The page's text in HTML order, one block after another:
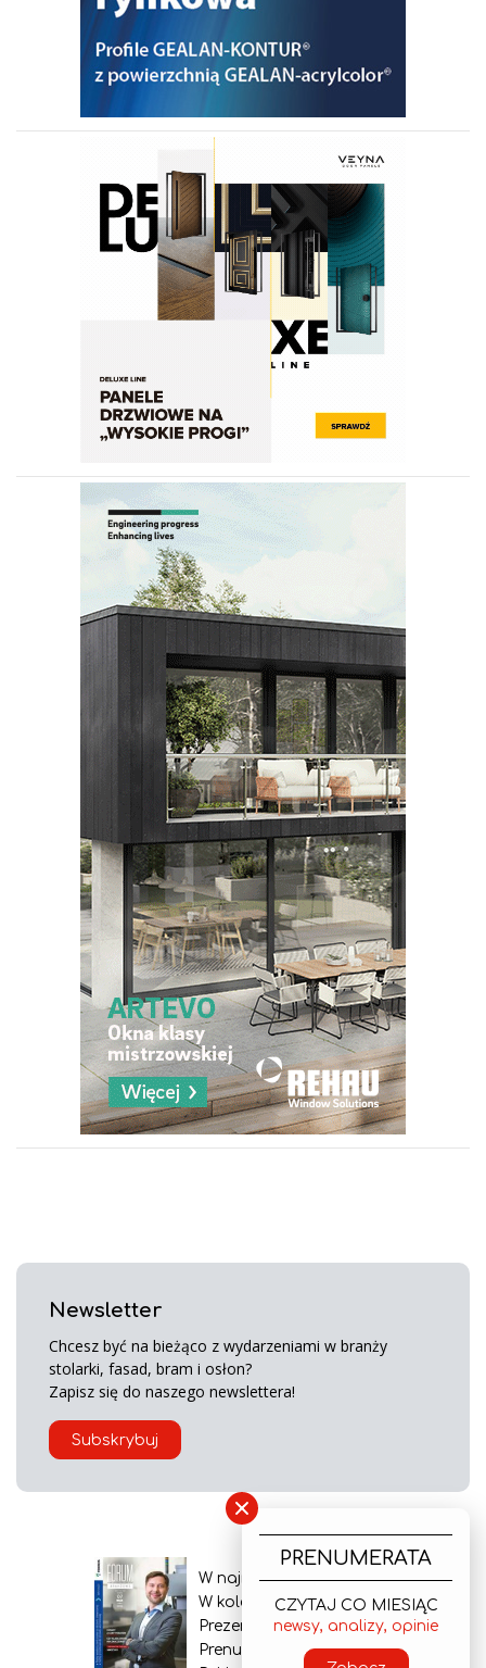
Newsletter
Chcesz być na bieżąco z wydarzeniami w branży
stolarki, fasad, bram i osłon?
Zapisz się do naszego newslettera!
Subskrybuj
W najnowszym wydaniu
W kolejnym numerze
Prezentacja gazety
Prenumerata
×
PRENUMERATA
CZYTAJ CO MIESIĄC
newsy, analizy, opinie